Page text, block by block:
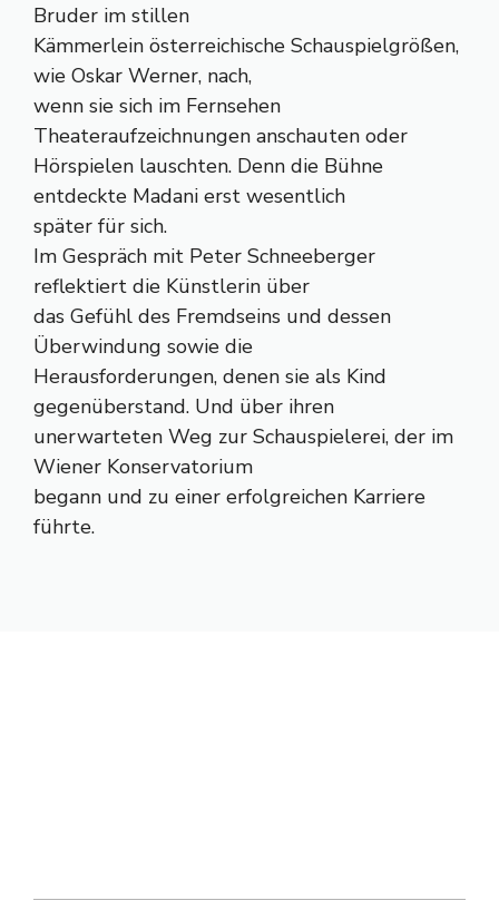
Bruder im stillen
Kämmerlein österreichische Schauspielgrößen,
wie Oskar Werner, nach,
wenn sie sich im Fernsehen
Theateraufzeichnungen anschauten oder
Hörspielen lauschten. Denn die Bühne
entdeckte Madani erst wesentlich
später für sich.
Im Gespräch mit Peter Schneeberger
reflektiert die Künstlerin über
das Gefühl des Fremdseins und dessen
Überwindung sowie die
Herausforderungen, denen sie als Kind
gegenüberstand. Und über ihren
unerwarteten Weg zur Schauspielerei, der im
Wiener Konservatorium
begann und zu einer erfolgreichen Karriere
führte.